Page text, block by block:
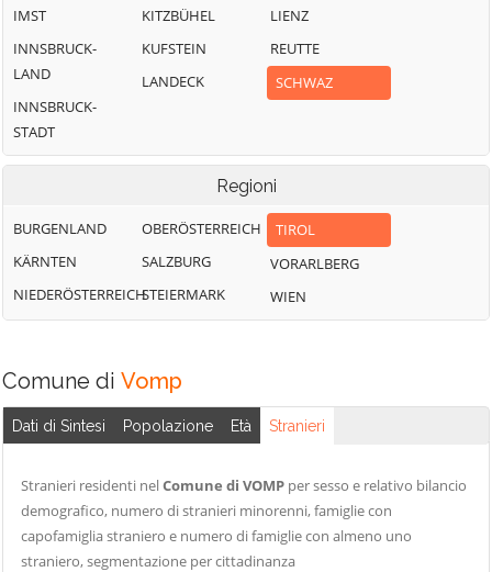
Hainzenberg
Schwendau
Stans
Zell am Ziller
Zellberg
IMST
INNSBRUCK-
LAND
INNSBRUCK-
STADT
KITZBÜHEL
KUFSTEIN
LANDECK
LIENZ
REUTTE
SCHWAZ
Regioni
BURGENLAND
KÄRNTEN
NIEDERÖSTERREICH
OBERÖSTERREICH
SALZBURG
STEIERMARK
TIROL
VORARLBERG
WIEN
Comune di Vomp
Dati di Sintesi Popolazione Età Stranieri
Stranieri residenti nelComune di VOMP per sesso e relativo bilancio
demografico, numero di stranieri minorenni, famiglie con
capofamiglia straniero e numero di famiglie con almeno uno
straniero, segmentazione per cittadinanza